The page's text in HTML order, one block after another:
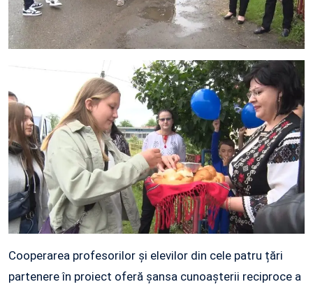
Cooperarea profesorilor și elevilor din cele patru țări
partenere în proiect oferă șansa cunoașterii reciproce a